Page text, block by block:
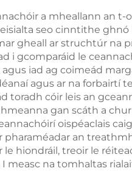
1800W,
4 i 1, le
in ionadú,
nm, 940
nm
a mheallann an
seo cinntithe
gheall ar struchtúr na
i gcomparáid le
iad ag coimeád
agus ar na forbairtí
toradh cóir leis an
gan scáth a
oispéaclais
pharaméadar an
hiondráil, treoir le
I measc na tomhaltas